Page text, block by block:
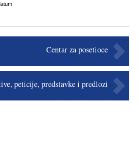
Centar za posetioce
peticije, predstavke i predlozi